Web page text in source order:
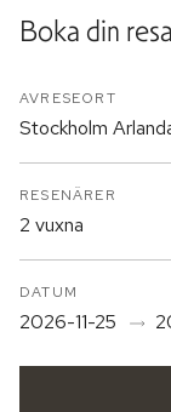
Boka din
AVRESEORT
Stockholm
DATUM
2026-11-25
RESENÄRER
2 vuxna